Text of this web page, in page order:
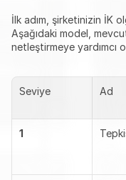
İlk adım, şirketinizin İK
Aşağıdaki model,
netleştirmeye yardımcı
Seviye Ad
1